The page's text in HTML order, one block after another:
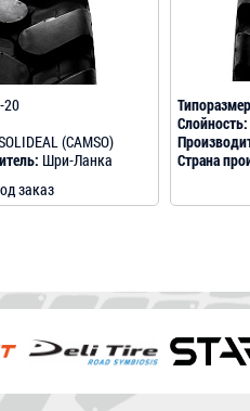
20
(CAMSO)
Шри-Ланка
заказ
Слойность:
Страна